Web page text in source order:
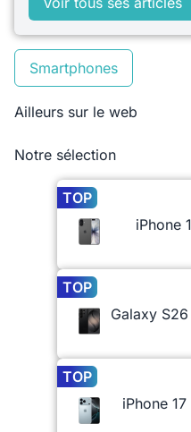
Smartphones
Ailleurs sur le web
Notre sélection
TOP
iPhone
TOP
Galaxy
TOP
iPhone 17